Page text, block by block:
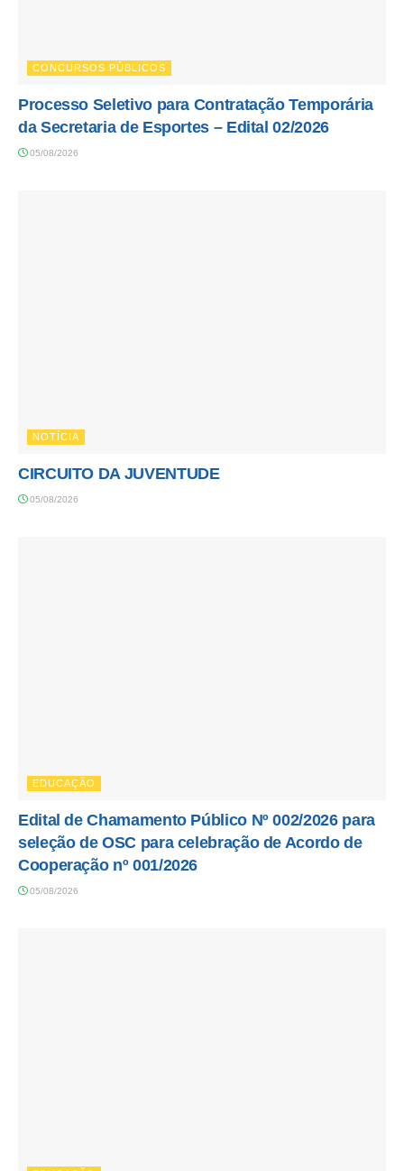
CONCURSOS PÚBLICOS
Processo Seletivo para Contratação Temporária
da Secretaria de Esportes – Edital 02/2026
05/08/2026
NOTÍCIA
CIRCUITO DA JUVENTUDE
05/08/2026
EDUCAÇÃO
Edital de Chamamento Público Nº 002/2026 para
seleção de OSC para celebração de Acordo de
Cooperação nº 001/2026
05/08/2026